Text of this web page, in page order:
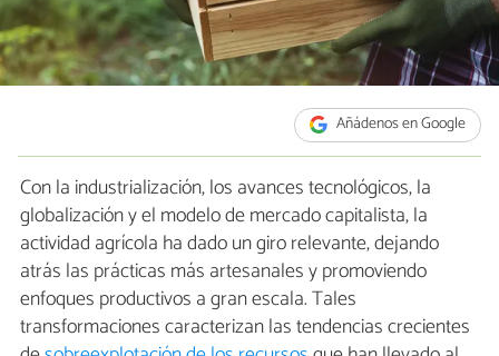
Añádenos en Google
Con la industrialización, los avances tecnológicos, la
globalización y el modelo de mercado capitalista, la
actividad agrícola ha dado un giro relevante, dejando
atrás las prácticas más artesanales y promoviendo
enfoques productivos a gran escala. Tales
transformaciones caracterizan las tendencias crecientes